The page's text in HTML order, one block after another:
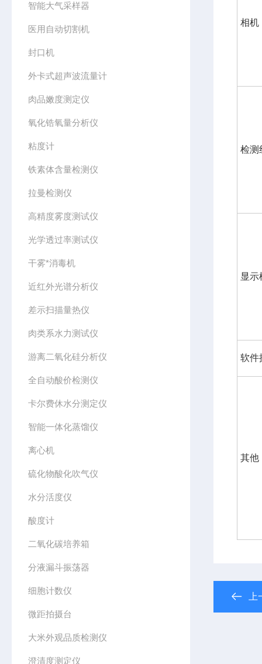
智能大气采样器
医用自动切割机
封口机
外卡式超声波流量计
肉品嫩度测定仪
氧化锆氧量分析仪
粘度计
铁素体含量检测仪
拉曼检测仪
高精度雾度测试仪
光学透过率测试仪
干雾*消毒机
近红外光谱分析仪
差示扫描量热仪
肉类系水力测试仪
游离二氧化硅分析仪
全自动酸价检测仪
卡尔费休水分测定仪
智能一体化蒸馏仪
离心机
硫化物酸化吹气仪
水分活度仪
酸度计
二氧化碳培养箱
分液漏斗振荡器
细胞计数仪
微距拍摄台
大米外观品质检测仪
澄清度测定仪
相机
检测
显示
软件
其他